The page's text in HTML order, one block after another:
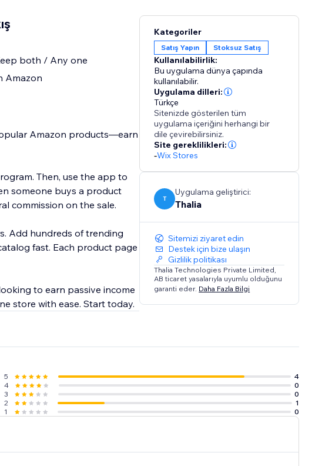
both / Any one
Amazon
Amazon products—earn
Then, use the app to
someone buys a product
commission on the sale.
Add hundreds of trending
fast. Each product page
to earn passive income
store with ease. Start today.
Kategoriler
Satış Yapın Stoksuz Satış
Kullanılabilirlik:
Bu uygulama dünya çapında
kullanılabilir.
Uygulama dilleri:
Türkçe
Sitenizde gösterilen tüm
uygulama içeriğini herhangi bir
dile çevirebilirsiniz.
Site gereklilikleri:
-Wix Stores
T
Uygulama geliştirici:
Thalia
Sitemizi ziyaret edin
Destek için bize ulaşın
Gizlilik politikası
Thalia Technologies Private Limited,
AB ticaret yasalarıyla uyumlu olduğunu
garanti eder. Daha Fazla Bilgi
5
4
4
0
3
0
2
1
1
0